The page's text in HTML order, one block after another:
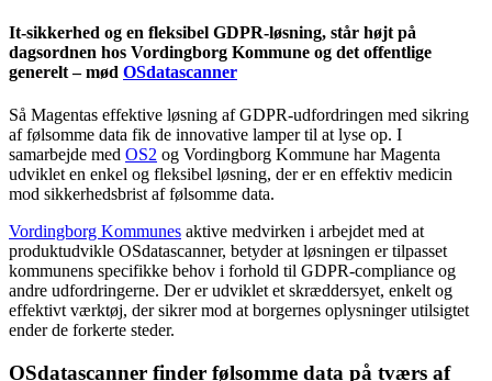
It-sikkerhed og en fleksibel GDPR-løsning, står højt på
dagsordnen hos Vordingborg Kommune og det offentlige
generelt – mød OSdatascanner
Så Magentas effektive løsning af GDPR-udfordringen med sikring
af følsomme data fik de innovative lamper til at lyse op. I
samarbejde med OS2 og Vordingborg Kommune har Magenta
udviklet en enkel og fleksibel løsning, der er en effektiv medicin
mod sikkerhedsbrist af følsomme data.
Vordingborg Kommunes aktive medvirken i arbejdet med at
produktudvikle OSdatascanner, betyder at løsningen er tilpasset
kommunens specifikke behov i forhold til GDPR-compliance og
andre udfordringerne. Der er udviklet et skræddersyet, enkelt og
effektivt værktøj, der sikrer mod at borgernes oplysninger utilsigtet
ender de forkerte steder.
OSdatascanner finder følsomme data på tværs af